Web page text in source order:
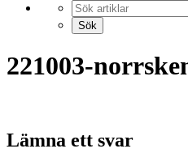
221003-
Lämna ett svar